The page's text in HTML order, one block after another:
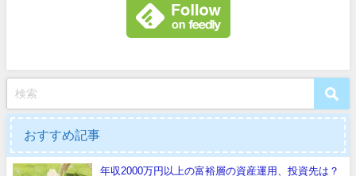
おすすめ記事
年収2000万円以上の富裕層の資産運用、投資先は？